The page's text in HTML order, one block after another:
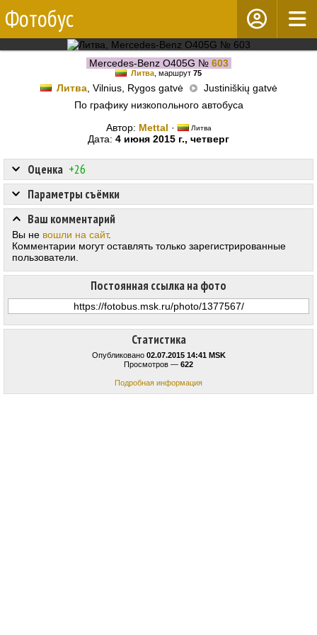
Фотобус
Mercedes-Benz O405G № 603
Литва , маршрут 75
Литва, Vilnius, Rygos gatvė
Justiniškių gatvė
По графику низкопольного автобуса
Автор: Mettal · Литва
Дата: 4 июня 2015 г., четверг
Статистика
Опубликовано 02.07.2015 14:41 MSK
Просмотров — 622
Подробная информация
Оценка +26
Постоянная ссылка на фото
Параметры съёмки
Ваш комментарий
Вы не вошли на сайт.
Комментарии могут оставлять только зарегистрированные
пользователи.